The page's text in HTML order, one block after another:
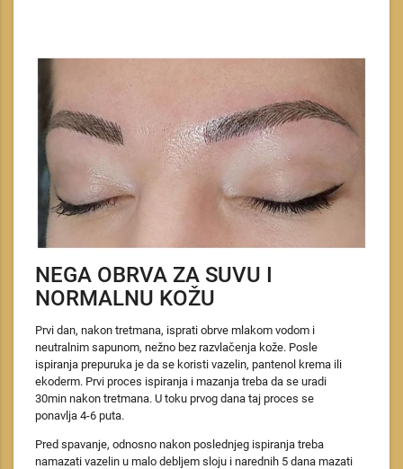
NEGA OBRVA ZA SUVU I
NORMALNU KOŽU
Prvi dan, nakon tretmana, isprati obrve mlakom vodom i
neutralnim sapunom, nežno bez razvlačenja kože. Posle
ispiranja prepuruka je da se koristi vazelin, pantenol krema ili
ekoderm. Prvi proces ispiranja i mazanja treba da se uradi
30min nakon tretmana. U toku prvog dana taj proces se
ponavlja 4-6 puta.
Pred spavanje, odnosno nakon poslednjeg ispiranja treba
namazati vazelin u malo debljem sloju i narednih 5 dana mazati